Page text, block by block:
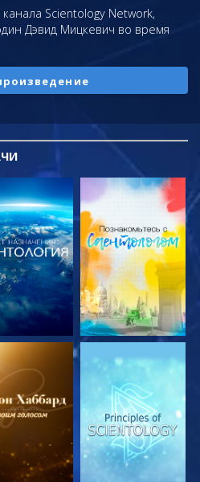
Scientology Network,
Дэвид Мицкевич во время
СМОТРЕТЬ
ПЕРЕДАЧИ